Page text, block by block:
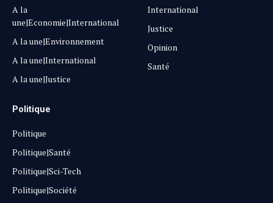
A la
une|Economie|International
A la une|Environnement
A la une|International
A la une|Justice
International
Justice
Opinion
Santé
Politique
Politique
Politique|Santé
Politique|Sci-Tech
Politique|Société